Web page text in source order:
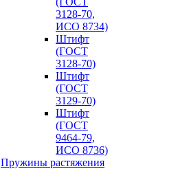
3128-70,
ИСО 8734)
Штифт
(ГОСТ
3128-70)
Штифт
(ГОСТ
3129-70)
Штифт
(ГОСТ
9464-79,
ИСО 8736)
Пружины растяжения